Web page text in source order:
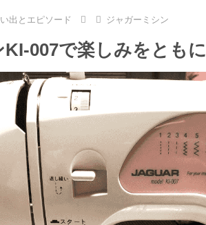
出とエピソード ジャガーミシン
007で楽しみをともに